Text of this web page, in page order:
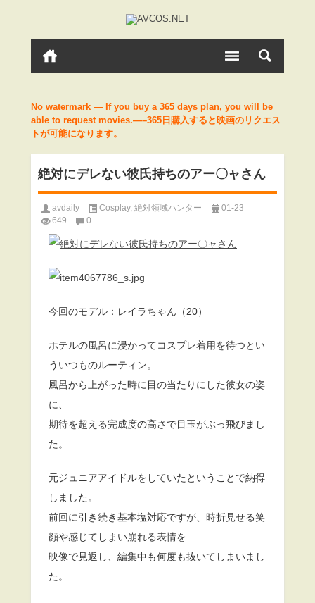
No watermark — If you buy a 365 days plan, you will be
able to request movies.—–365日購入すると映画のリクエス
トが可能になります。
絶対にデレない彼氏持ちのアー〇ャさん
avdaily Cosplay, 絶対領域ハンター
01-23
649
0
今回のモデル：レイラちゃん（20）
ホテルの風呂に浸かってコスプレ着用を待つとい
ういつものルーティン。
風呂から上がった時に目の当たりにした彼女の姿
に、
期待を超える完成度の高さで目玉がぶっ飛びまし
た。
元ジュニアアイドルをしていたということで納得
しました。
前回に引き続き基本塩対応ですが、時折見せる笑
顔や感じてしまい崩れる表情を
映像で見返し、編集中も何度も抜いてしまいまし
た。